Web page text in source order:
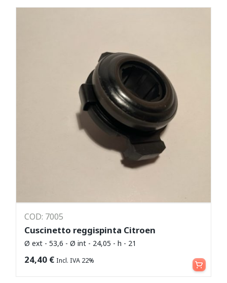
COD: 7005
Cuscinetto reggispinta Citroen
Ø ext - 53,6 - Ø int - 24,05 - h - 21
24,40 € Incl. IVA 22% Aggiungi al carrello